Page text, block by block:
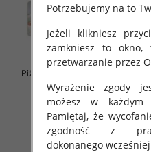
Piżama damska Roz M/L/XL, Mix
kolor Paczka 12 szt
26.00 zł
szczegóły
Potrzebujemy na to
Jeżeli klikniesz
zamkniesz to
przetwarzanie przez
Wyrażenie zgody
możesz w
Pamiętaj, że
zgodność z
dokonanego